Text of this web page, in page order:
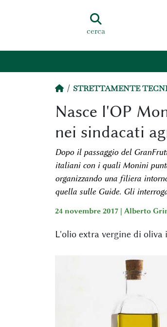
cerca
STRETTAMENTE
Nasce l'OP
nei sindacati
Dopo il passaggio del
italiani con i quali Monini
organizzando una filiera
quella sulle Guide. Gli
24 novembre 2017 | Alberto
L'olio extra vergine di